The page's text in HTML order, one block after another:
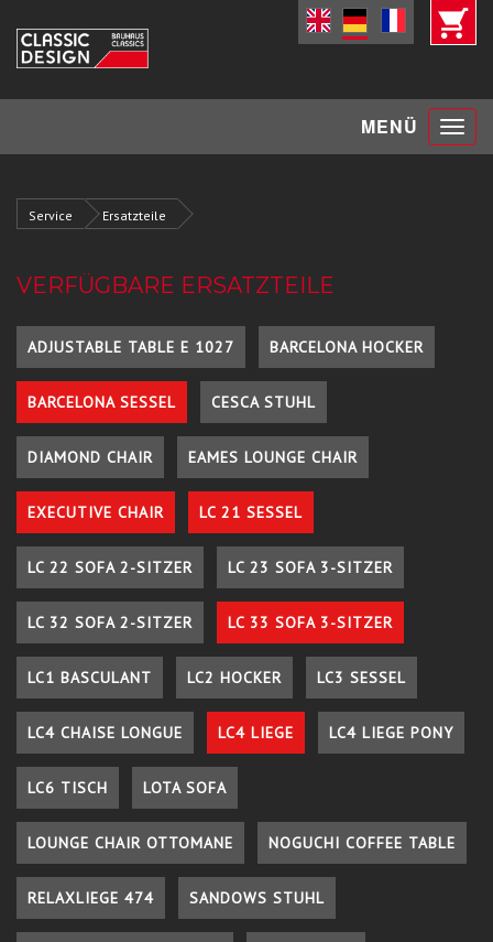
MENÜ Toggle
Service Ersatzteile
VERFÜGBARE ERSATZTEILE
ADJUSTABLE TABLE E 1027 BARCELONA HOCKER
BARCELONA SESSEL CESCA STUHL
DIAMOND CHAIR EAMES LOUNGE CHAIR
EXECUTIVE CHAIR LC 21 SESSEL
LC 22 SOFA 2-SITZER LC 23 SOFA 3-SITZER
LC 32 SOFA 2-SITZER LC 33 SOFA 3-SITZER
LC1 BASCULANT LC2 HOCKER LC3 SESSEL
LC4 CHAISE LONGUE LC4 LIEGE LC4 LIEGE PONY
LC6 TISCH LOTA SOFA
LOUNGE CHAIR OTTOMANE NOGUCHI COFFEE TABLE
RELAXLIEGE 474 SANDOWS STUHL